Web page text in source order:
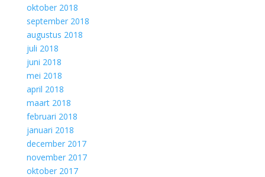
oktober 2018
september 2018
augustus 2018
juli 2018
juni 2018
mei 2018
april 2018
maart 2018
februari 2018
januari 2018
december 2017
november 2017
oktober 2017